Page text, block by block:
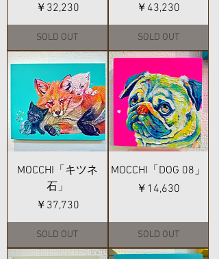
価格
￥32,230
SOLD OUT
価格
￥43,230
SOLD OUT
MOCCHI「キツネ
石」
価格
￥37,730
SOLD OUT
MOCCHI「DOG 08」
価格
￥14,630
SOLD OUT